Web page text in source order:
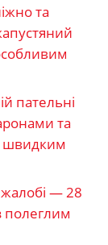
та
пательні
та
швидким
— 28
полеглим